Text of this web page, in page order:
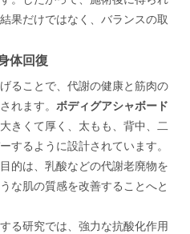
果だけではなく、バランスの取
体回復
ることで、代謝の健康と筋肉の
れます。 ボディグアシャボード
きくて厚く、太もも、背中、二
するように設計されています。
的は、乳酸などの代謝老廃物を
な肌の質感を改善することへと
る研究では、強力な抗酸化作用